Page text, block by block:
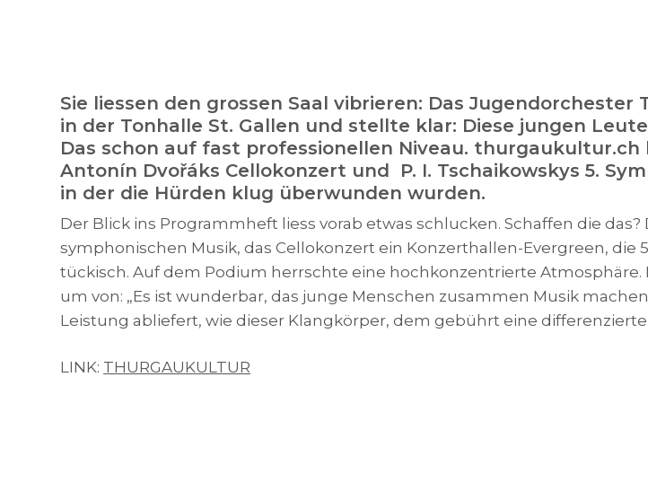
Sie liessen den grossen Saal vibrieren: Das
in der Tonhalle St. Gallen und stellte klar: Diese jungen
Das schon auf fast professionellen Niveau.
Antonín Dvořáks Cellokonzert und P. I. Tschaikowskys 5.
in der die Hürden klug überwunden wurden.
Der Blick ins Programmheft liess vorab etwas schlucken. Schaffen die
symphonischen Musik, das Cellokonzert ein Konzerthallen-Evergreen,
tückisch. Auf dem Podium herrschte eine hochkonzentrierte
um von: „Es ist wunderbar, das junge Menschen zusammen Musik
Leistung abliefert, wie dieser Klangkörper, dem gebührt eine
LINK: THURGAUKULTUR